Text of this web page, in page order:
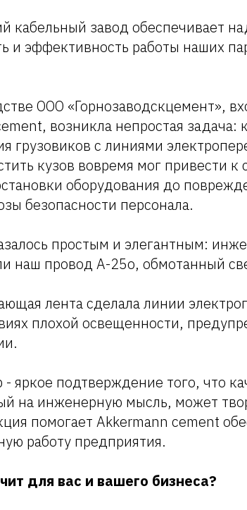
кабельный завод обеспечивает
и эффективность работы наших
ООО «Горнозаводскцемент»,
возникла непростая задача:
грузовиков с линиями
кузов вовремя мог привести
оборудования до
безопасности персонала.
простым и элегантным:
наш провод А-25о, обмотанный
лента сделала линии
плохой освещенности,
- яркое подтверждение того, что
на инженерную мысль, может
помогает Akkermann cement
работу предприятия.
для вас и вашего бизнеса?